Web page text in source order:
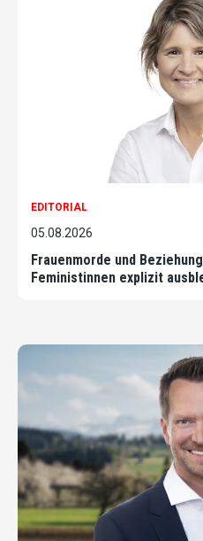
EDITORIAL
05.08.2026
Frauenmorde und
Feministinnen explizit